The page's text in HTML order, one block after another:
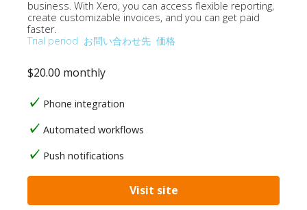
business. With Xero, you can access flexible reporting,
create customizable invoices, and you can get paid
faster.
Trial period お問い合わせ先 価格
$20.00 monthly
Phone integration
Automated workflows
Push notifications
Visit site